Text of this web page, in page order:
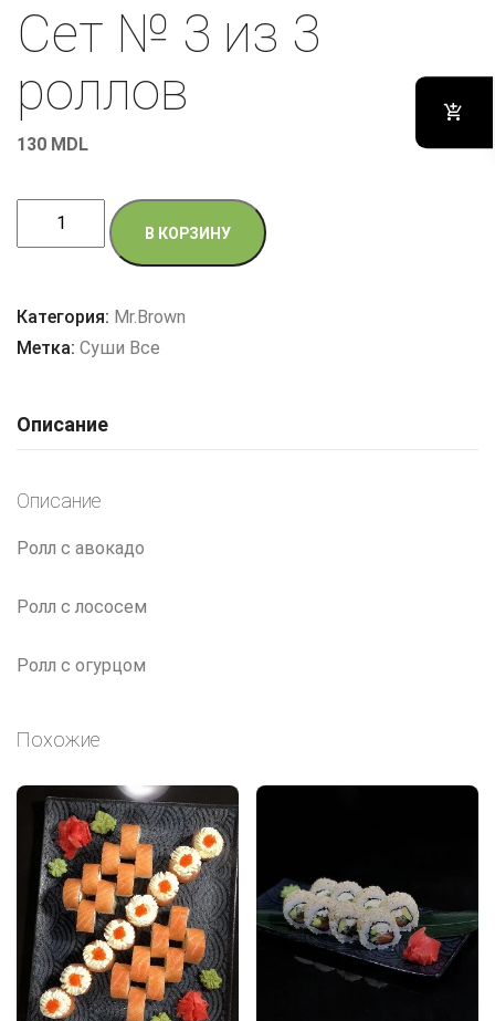
Сет № 3 из 3
роллов
130 MDL
Количество
товара
№
3
роллов
В КОРЗИНУ
Категория: Mr.Brown
Метка: Суши Все
Описание
Описание
Ролл с авокадо
Ролл с лососем
Ролл с огурцом
Похожие